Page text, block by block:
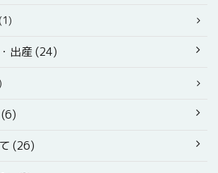
出産 (24)
(26)